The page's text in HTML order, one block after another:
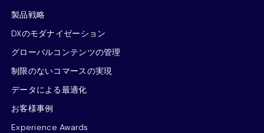
製品戦略
DXのモダナイゼーション
グローバルコンテンツの管理
制限のないコマースの実現
データによる最適化
お客様事例
Experience Awards